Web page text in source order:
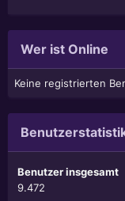
Wer ist Online
Keine registrierten
Benutzer insgesamt
9.472